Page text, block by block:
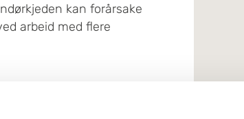
kan forårsake
arbeid med flere
leverandørkjeden, hvilket
Håndteringen av